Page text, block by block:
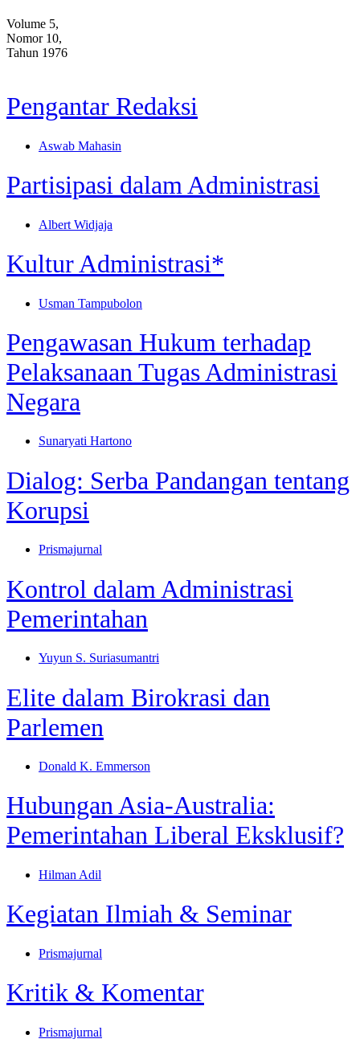
Volume 5,
Nomor 10,
Tahun 1976
Pengantar Redaksi
Aswab Mahasin
Partisipasi dalam Administrasi
Albert Widjaja
Kultur Administrasi*
Usman Tampubolon
Pengawasan Hukum terhadap
Pelaksanaan Tugas Administrasi
Negara
Sunaryati Hartono
Dialog: Serba Pandangan tentang
Korupsi
Prismajurnal
Kontrol dalam Administrasi
Pemerintahan
Yuyun S. Suriasumantri
Elite dalam Birokrasi dan
Parlemen
Donald K. Emmerson
Hubungan Asia-Australia:
Pemerintahan Liberal Eksklusif?
Hilman Adil
Kegiatan Ilmiah & Seminar
Prismajurnal
Kritik & Komentar
Prismajurnal